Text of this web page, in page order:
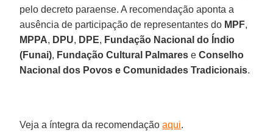
pelo decreto paraense. A recomendação aponta a
ausência de participação de representantes do MPF,
MPPA, DPU, DPE, Fundação Nacional do Índio
(Funai), Fundação Cultural Palmares eConselho
Nacional dos Povos e Comunidades Tradicionais.
Veja a íntegra da recomendaçãoaqui.